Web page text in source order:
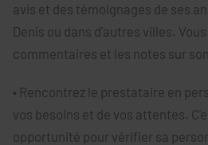
avis et des témoignages de ses
Denis ou dans d'autres villes.
commentaires et les notes sur
• Rencontrez le prestataire en
vos besoins et de vos attentes.
opportunité pour vérifier sa